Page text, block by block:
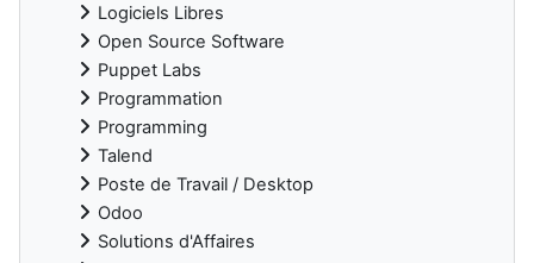
Logiciels Libres
Open Source Software
Puppet Labs
Programmation
Programming
Talend
Poste de Travail / Desktop
Odoo
Solutions d'Affaires